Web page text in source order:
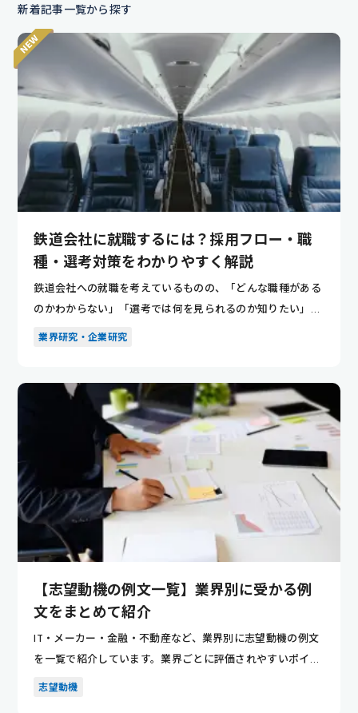
新着記事一覧から探す
鉄道会社に就職するには？採用フロー・職
種・選考対策をわかりやすく解説
鉄道会社への就職を考えているものの、「どんな職種がある
のかわからない」「選考では何を見られるのか知りたい」と
悩んでいませ...
業界研究・企業研究
【志望動機の例文一覧】業界別に受かる例
文をまとめて紹介
IT・メーカー・金融・不動産など、業界別に志望動機の例文
を一覧で紹介しています。業界ごとに評価されやすいポイン
トが分かり...
志望動機